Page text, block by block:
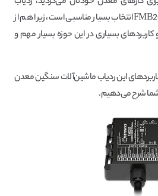
ماشین‌آلات سنگین معدن FMB202 انتخاب بسیار مناسبی است، زیرا هم از
بسیاری در این حوزه بسیار مهم و
این ردیاب ماشین‌آلات سنگین معدن
شما شرح می‌دهیم.